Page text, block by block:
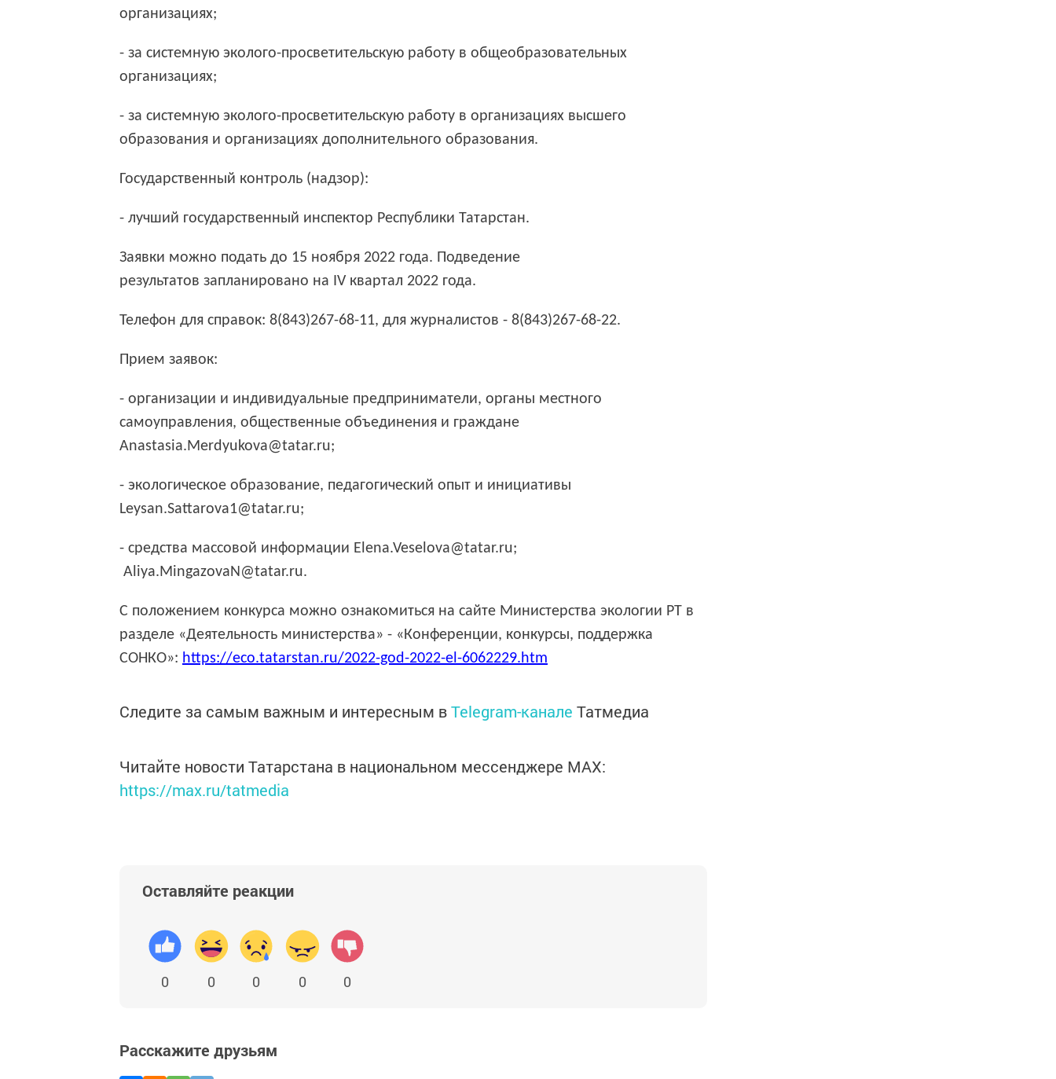
организациях;
- за системную эколого-просветительскую работу в общеобразовательных
организациях;
- за системную эколого-просветительскую работу в организациях высшего
образования и организациях дополнительного образования.
Государственный контроль (надзор):
- лучший государственный инспектор Республики Татарстан.
Заявки можно подать до 15 ноября 2022 года. Подведение
результатов запланировано на IV квартал 2022 года.
Телефон для справок: 8(843)267-68-11, для журналистов - 8(843)267-68-22.
Прием заявок:
- организации и индивидуальные предприниматели, органы местного
самоуправления, общественные объединения и граждане
Anastasia.Merdyukova@tatar.ru;
- экологическое образование, педагогический опыт и инициативы
Leysan.Sattarova1@tatar.ru;
- средства массовой информации Elena.Veselova@tatar.ru;
Aliya.MingazovaN@tatar.ru.
С положением конкурса можно ознакомиться на сайте Министерства экологии РТ в
разделе «Деятельность министерства» - «Конференции, конкурсы, поддержка
СОНКО»: https://eco.tatarstan.ru/2022-god-2022-el-6062229.htm
Следите за самым важным и интересным вTelegram-канале Татмедиа
Читайте новости Татарстана в национальном мессенджере MАХ:
https://max.ru/tatmedia
Оставляйте реакции
0 0 0 0 0
Расскажите друзьям